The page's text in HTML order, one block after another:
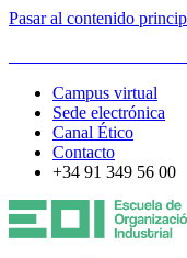
Pasar al contenido
Campus virtual
Sede electrónica
Canal Ético
Contacto
+34 91 349 56 00